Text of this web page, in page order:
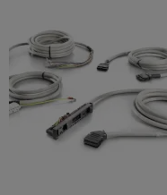
de
agua
tratamiento
de
modificadas
y
adaptadas
Montaje
personalizado